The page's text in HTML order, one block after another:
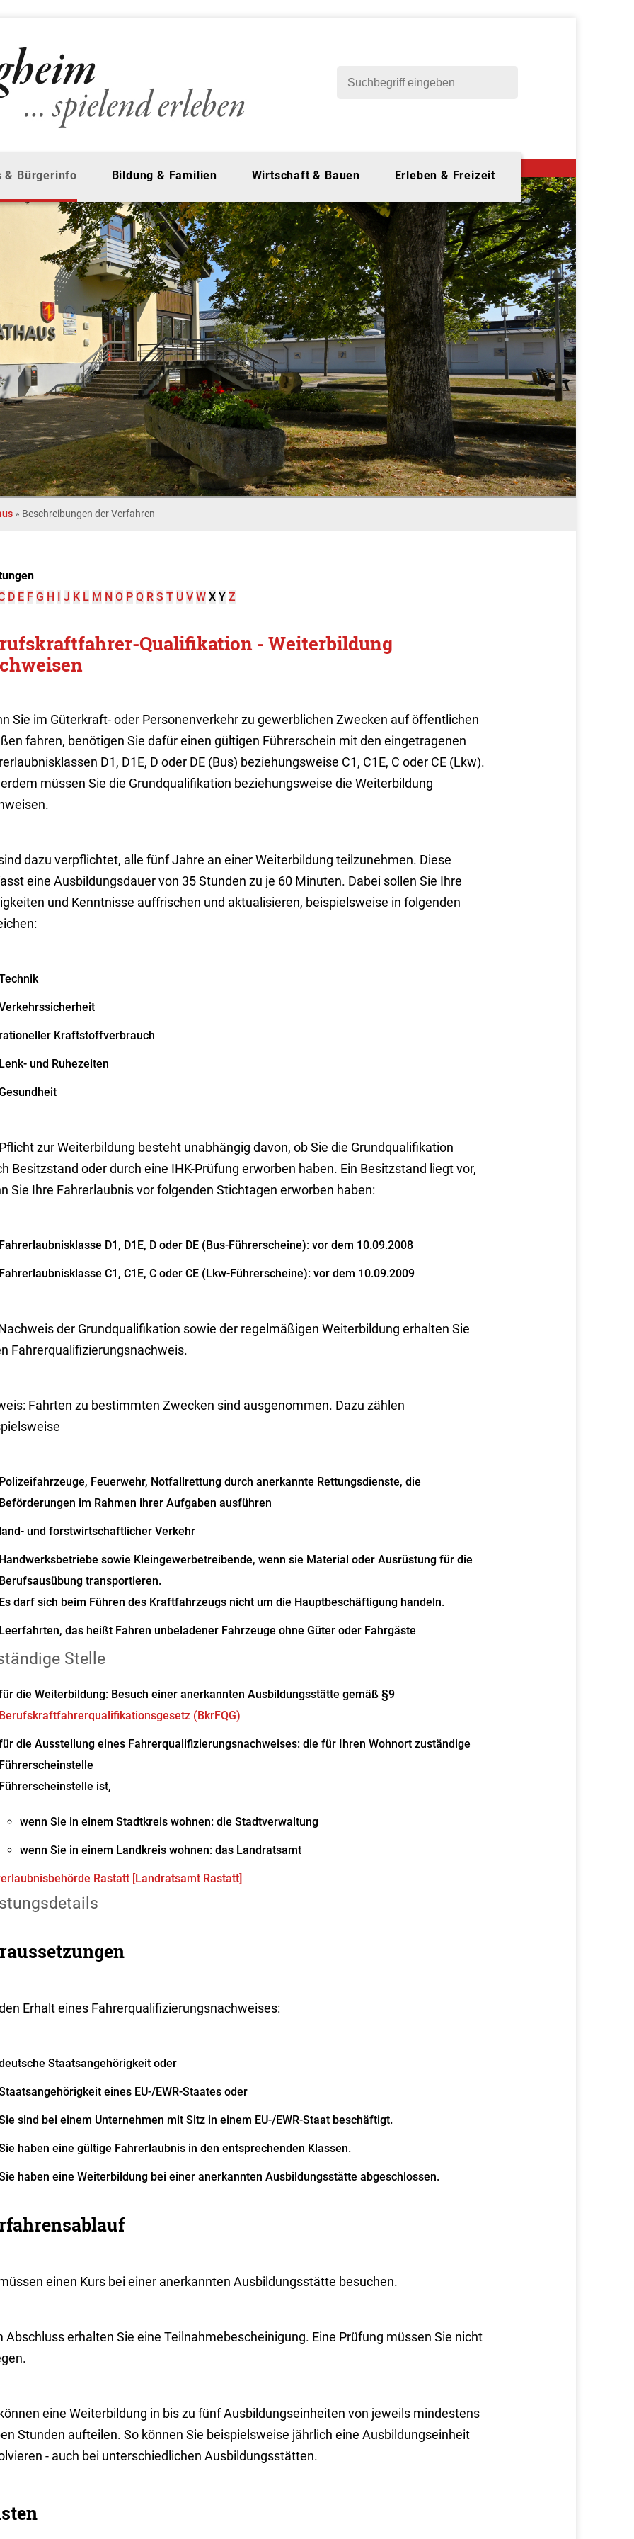
& Bürgerinfo Bildung & Familien Wirtschaft & Bauen Erleben & Freizeit
» Beschreibungen der Verfahren
D E F G H I J K L M N O P Q R S T U V W X Y Z
Qualifikation - Weiterbildung
Sie im Güterkraft- oder Personenverkehr zu gewerblichen Zwecken auf öffentlichen
fahren, benötigen Sie dafür einen gültigen Führerschein mit den eingetragenen
D1, D1E, D oder DE (Bus) beziehungsweise C1, C1E, C oder CE (Lkw).
müssen Sie die Grundqualifikation beziehungsweise die Weiterbildung
dazu verpflichtet, alle fünf Jahre an einer Weiterbildung teilzunehmen. Diese
eine Ausbildungsdauer von 35 Stunden zu je 60 Minuten. Dabei sollen Sie Ihre
und Kenntnisse auffrischen und aktualisieren, beispielsweise in folgenden
rationeller Kraftstoffverbrauch
Lenk- und Ruhezeiten
zur Weiterbildung besteht unabhängig davon, ob Sie die Grundqualifikation
Besitzstand oder durch eine IHK-Prüfung erworben haben. Ein Besitzstand liegt vor,
Sie Ihre Fahrerlaubnis vor folgenden Stichtagen erworben haben:
Fahrerlaubnisklasse D1, D1E, D oder DE (Bus-Führerscheine): vor dem 10.09.2008
Fahrerlaubnisklasse C1, C1E, C oder CE (Lkw-Führerscheine): vor dem 10.09.2009
der Grundqualifikation sowie der regelmäßigen Weiterbildung erhalten Sie
Fahrerqualifizierungsnachweis.
Fahrten zu bestimmten Zwecken sind ausgenommen. Dazu zählen
Polizeifahrzeuge, Feuerwehr, Notfallrettung durch anerkannte Rettungsdienste, die
Beförderungen im Rahmen ihrer Aufgaben ausführen
land- und forstwirtschaftlicher Verkehr
Handwerksbetriebe sowie Kleingewerbetreibende, wenn sie Material oder Ausrüstung für die
Berufsausübung transportieren.
Es darf sich beim Führen des Kraftfahrzeugs nicht um die Hauptbeschäftigung handeln.
Leerfahrten, das heißt Fahren unbeladener Fahrzeuge ohne Güter oder Fahrgäste
Stelle
die Weiterbildung: Besuch einer anerkannten Ausbildungsstätte gemäß §9
Berufskraftfahrerqualifikationsgesetz (BkrFQG)
die Ausstellung eines Fahrerqualifizierungsnachweises: die für Ihren Wohnort zuständige
Führerscheinstelle
Führerscheinstelle ist,
wenn Sie in einem Stadtkreis wohnen: die Stadtverwaltung
wenn Sie in einem Landkreis wohnen: das Landratsamt
Rastatt [Landratsamt Rastatt]
Erhalt eines Fahrerqualifizierungsnachweises:
Staatsangehörigkeit oder
eines EU-/EWR-Staates oder
sind bei einem Unternehmen mit Sitz in einem EU-/EWR-Staat beschäftigt.
haben eine gültige Fahrerlaubnis in den entsprechenden Klassen.
haben eine Weiterbildung bei einer anerkannten Ausbildungsstätte abgeschlossen.
einen Kurs bei einer anerkannten Ausbildungsstätte besuchen.
Abschluss erhalten Sie eine Teilnahmebescheinigung. Eine Prüfung müssen Sie nicht
eine Weiterbildung in bis zu fünf Ausbildungseinheiten von jeweils mindestens
Stunden aufteilen. So können Sie beispielsweise jährlich eine Ausbildungseinheit
- auch bei unterschiedlichen Ausbildungsstätten.